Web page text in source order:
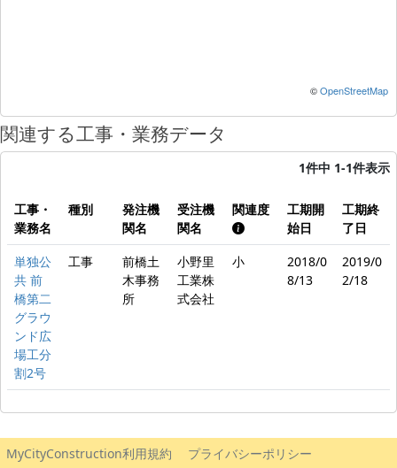
©OpenStreetMap
関連する工事・業務データ
1件中 1-1件表示
工事・
業務名
種別
発注機
関名
受注機
関名
関連度
工期開
始日
工期終
了日
単独公
共 前
橋第二
グラウ
ンド広
場工分
割2号
工事
前橋土
木事務
所
小野里
工業株
式会社
小
2018/0
8/13
2019/0
2/18
MyCityConstruction利用規約 プライバシーポリシー